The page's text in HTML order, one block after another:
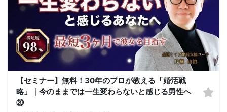
本命女性との交際には
つながらないということです。
このまま原因が分からないまま
恋愛や婚活を続けても、
お金も時間も失ってしまいます。
だからこそ、
彼女ができない本当の原因を
知ることが最初の一歩です。
しかし、この内容は文章だけでは伝えきれません。
だからこそ今回、無料オンラインセミナーで
・彼女ができない本当の原因
・本命女性に選ばれる
奥手男子専用32の極意の全体像
をお伝えします！
【セミナー】無料！30年のプロが教える「婚活戦
略」｜今のままでは一生変わらないと感じる男性へ
⑳